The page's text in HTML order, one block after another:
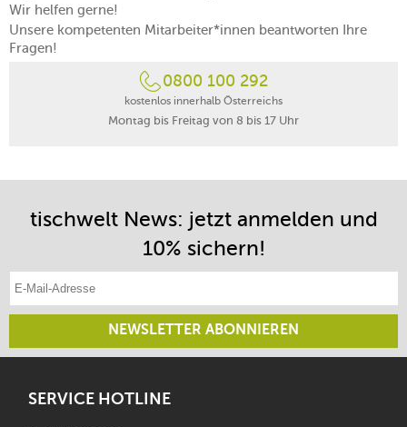
Wir helfen gerne!
Unsere kompetenten Mitarbeiter*innen beantworten Ihre
Fragen!
0800 100 292
kostenlos innerhalb Österreichs
Montag bis Freitag von 8 bis 17 Uhr
tischwelt News: jetzt anmelden und
10% sichern!
NEWSLETTER ABONNIEREN
SERVICE HOTLINE